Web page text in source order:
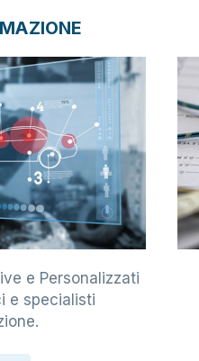
e Personalizzati
e specialisti